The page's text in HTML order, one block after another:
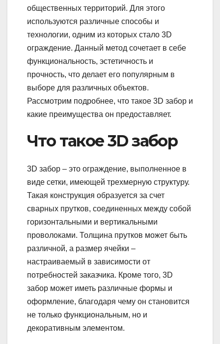
общественных территорий. Для этого
используются различные способы и
технологии, одним из которых стало 3D
ограждение. Данный метод сочетает в себе
функциональность, эстетичность и
прочность, что делает его популярным в
выборе для различных объектов.
Рассмотрим подробнее, что такое 3D забор и
какие преимущества он предоставляет.
Что такое 3D забор
3D забор – это ограждение, выполненное в
виде сетки, имеющей трехмерную структуру.
Такая конструкция образуется за счет
сварных прутков, соединенных между собой
горизонтальными и вертикальными
проволоками. Толщина прутков может быть
различной, а размер ячейки –
настраиваемый в зависимости от
потребностей заказчика. Кроме того, 3D
забор может иметь различные формы и
оформление, благодаря чему он становится
не только функциональным, но и
декоративным элементом.